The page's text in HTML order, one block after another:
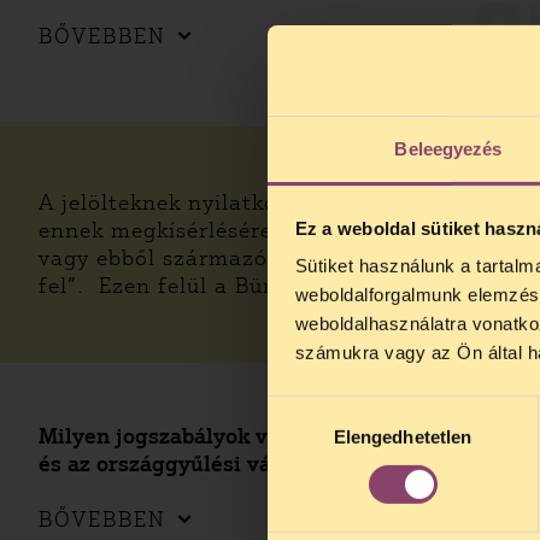
Beleegyezés
Ez a weboldal sütiket
Sütiket használunk a
weboldalforgalmunk
weboldalhasználatra
számukra vagy az Ön által
kiválasztásaElengedhetetlen
BŐVEBBEN
A jelölteknek nyilatkozniuk kell arról, hogy
ennek megkísérlésére irányuló tevékenység
vagy ebből származó vagyonelemet az
fel”. Ezen felül a Büntető Törvénykönyv is
Milyen jogszabályok vonatkoznak a jelöltekre
és az országgyűlési választásokra?
BŐVEBBEN
Kedves
augusztus
kedden, 13
alatt is elér